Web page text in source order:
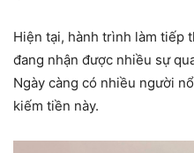
Hiện tại, hành trình làm tiếp
đang nhận được nhiều sự
Ngày càng có nhiều người
kiếm tiền này.